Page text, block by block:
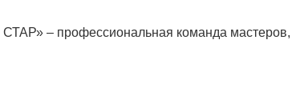
– профессиональная команда мастеров,